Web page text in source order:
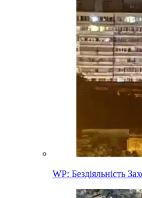
WP: Бездіяльність